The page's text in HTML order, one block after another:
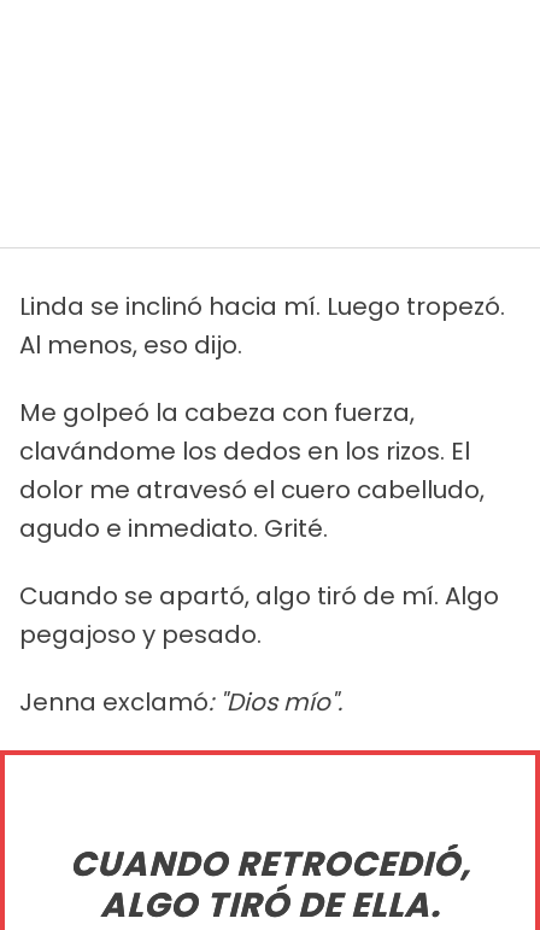
Linda se inclinó hacia mí. Luego tropezó.
Al menos, eso dijo.
Me golpeó la cabeza con fuerza,
clavándome los dedos en los rizos. El
dolor me atravesó el cuero cabelludo,
agudo e inmediato. Grité.
Cuando se apartó, algo tiró de mí. Algo
pegajoso y pesado.
Jenna exclamó: "Dios mío".
CUANDO RETROCEDIÓ,
ALGO TIRÓ DE ELLA.